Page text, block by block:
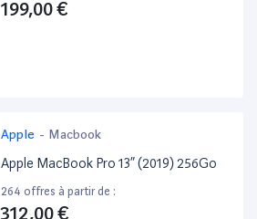
199,00 €
Apple - Macbook
Apple MacBook Pro 13” (2019) 256Go
264 offres à partir de :
312,00 €